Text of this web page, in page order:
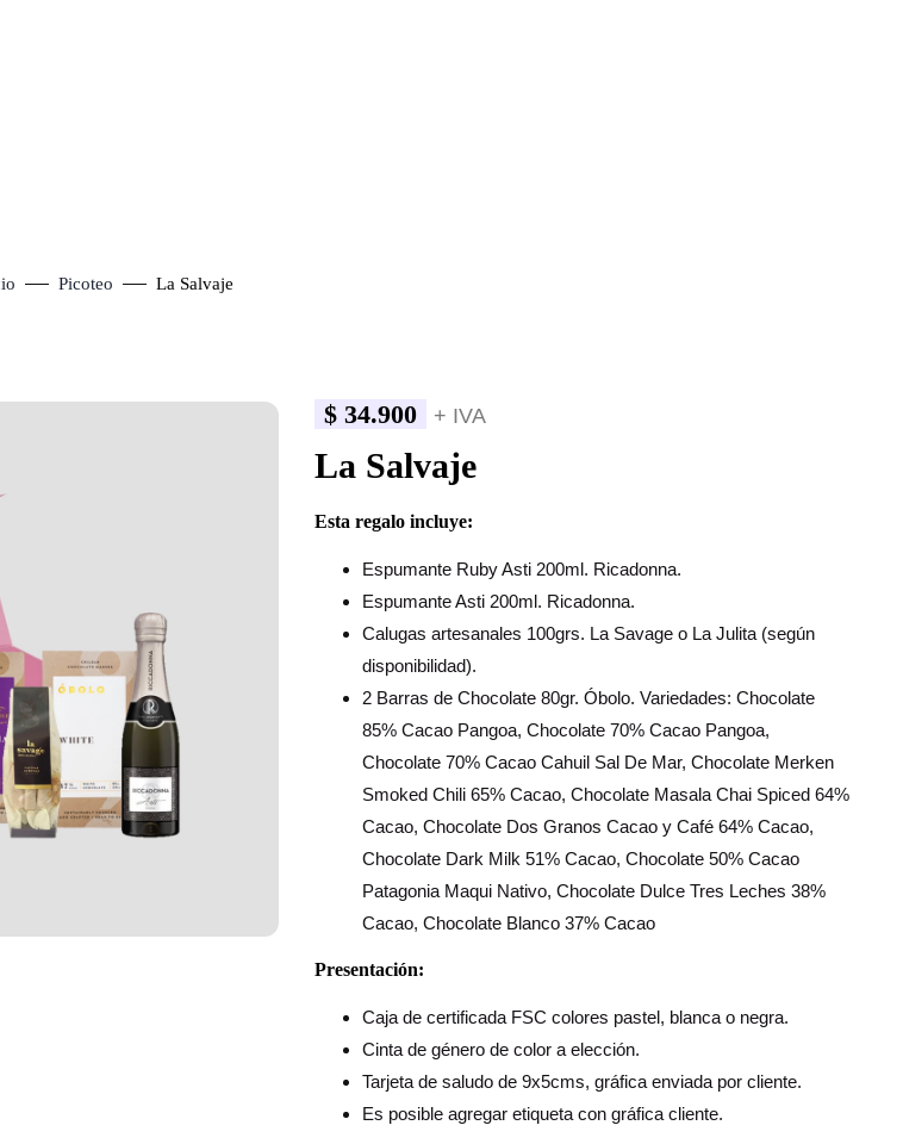
Picoteo La Salvaje
$ 34.900 + IVA
La Salvaje
Esta regalo incluye:
Espumante Ruby Asti 200ml. Ricadonna.
Espumante Asti 200ml. Ricadonna.
Calugas artesanales 100grs. La Savage o La Julita (según
disponibilidad).
2 Barras de Chocolate 80gr. Óbolo. Variedades: Chocolate
85% Cacao Pangoa, Chocolate 70% Cacao Pangoa,
Chocolate 70% Cacao Cahuil Sal De Mar, Chocolate Merken
Smoked Chili 65% Cacao, Chocolate Masala Chai Spiced 64%
Cacao, Chocolate Dos Granos Cacao y Café 64% Cacao,
Chocolate Dark Milk 51% Cacao, Chocolate 50% Cacao
Patagonia Maqui Nativo, Chocolate Dulce Tres Leches 38%
Cacao, Chocolate Blanco 37% Cacao
Presentación:
Caja de certificada FSC colores pastel, blanca o negra.
Cinta de género de color a elección.
Tarjeta de saludo de 9x5cms, gráfica enviada por cliente.
Es posible agregar etiqueta con gráfica cliente.